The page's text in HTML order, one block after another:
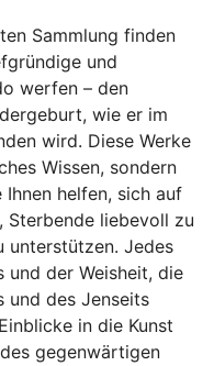
Sammlung finden
und
werfen – den
wie er im
wird. Diese Werke
Wissen, sondern
helfen, sich auf
Sterbende liebevoll zu
unterstützen. Jedes
und der Weisheit, die
und des Jenseits
in die Kunst
gegenwärtigen